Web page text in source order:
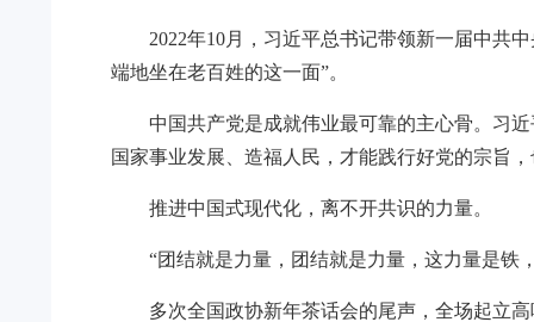
2022年10月，习近平总书记带领新一届中共
端地坐在老百姓的这一面”。
中国共产党是成就伟业最可靠的主心骨。习
国家事业发展、造福人民，才能践行好党的宗旨
推进中国式现代化，离不开共识的力量。
“团结就是力量，团结就是力量，这力量是
多次全国政协新年茶话会的尾声，全场起立